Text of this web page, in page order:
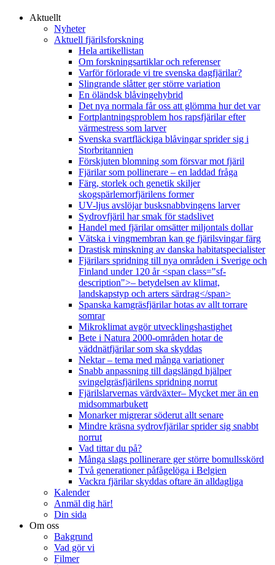
Aktuellt
Nyheter
Aktuell fjärilsforskning
Hela artikellistan
Om forskningsartiklar och referenser
Varför förlorade vi tre svenska dagfjärilar?
Slingrande slåtter ger större variation
En öländsk blåvingehybrid
Det nya normala får oss att glömma hur det var
Fortplantningsproblem hos rapsfjärilar efter
värmestress som larver
Svenska svartfläckiga blåvingar sprider sig i
Storbritannien
Förskjuten blomning som försvar mot fjäril
Fjärilar som pollinerare – en laddad fråga
Färg, storlek och genetik skiljer
skogspärlemorfjärilens former
UV-ljus avslöjar busksnabbvingens larver
Sydrovfjäril har smak för stadslivet
Handel med fjärilar omsätter miljontals dollar
Vätska i vingmembran kan ge fjärilsvingar färg
Drastisk minskning av danska habitatspecialister
Fjärilars spridning till nya områden i Sverige och
Finland under 120 år <span class="sf-
description">– betydelsen av klimat,
landskapstyp och arters särdrag</span>
Spanska kamgräsfjärilar hotas av allt torrare
somrar
Mikroklimat avgör utvecklingshastighet
Bete i Natura 2000-områden hotar de
väddnätfjärilar som ska skyddas
Nektar – tema med många variationer
Snabb anpassning till dagslängd hjälper
svingelgräsfjärilens spridning norrut
Fjärilslarvernas värdväxter– Mycket mer än en
midsommarbukett
Monarker migrerar söderut allt senare
Mindre kräsna sydrovfjärilar sprider sig snabbt
norrut
Vad tittar du på?
Många slags pollinerare ger större bomullsskörd
Två generationer påfågelöga i Belgien
Vackra fjärilar skyddas oftare än alldagliga
Kalender
Anmäl dig här!
Din sida
Om oss
Bakgrund
Vad gör vi
Filmer